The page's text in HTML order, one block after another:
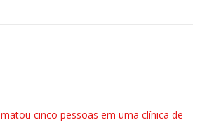
matou cinco pessoas em uma clínica de